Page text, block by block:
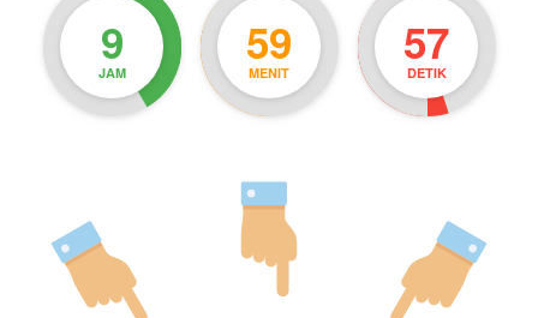
9
JAM
59
MENIT
56
DETIK